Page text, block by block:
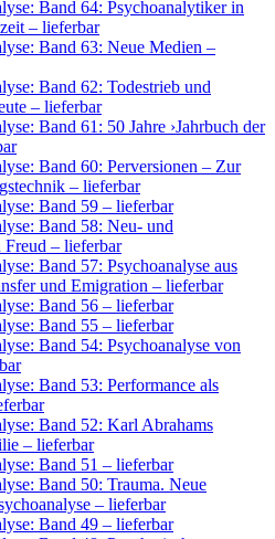
Band 64: Psychoanalytiker in
– lieferbar
Band 63: Neue Medien –
Band 62: Todestrieb und
– lieferbar
Band 61: 50 Jahre ›Jahrbuch der
Band 60: Perversionen – Zur
– lieferbar
Band 59 – lieferbar
Band 58: Neu- und
Freud – lieferbar
Band 57: Psychoanalyse aus
und Emigration – lieferbar
Band 56 – lieferbar
Band 55 – lieferbar
Band 54: Psychoanalyse von
Band 53: Performance als
Band 52: Karl Abrahams
– lieferbar
Band 51 – lieferbar
Band 50: Trauma. Neue
– lieferbar
Band 49 – lieferbar